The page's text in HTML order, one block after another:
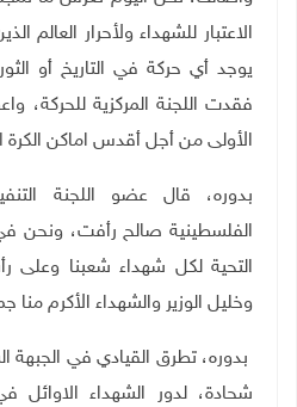
الاعتبار للشهداء ولأحرار العالم
يوجد أي حركة في التاريخ أو
فقدت اللجنة المركزية للحركة،
الأولى من أجل أقدس اماكن
بدوره، قال عضو اللجنة
الفلسطينية صالح رأفت، ونحن
التحية لكل شهداء شعبنا وعلى
وخليل الوزير والشهداء الأكرم منا
بدوره، تطرق القيادي في الجبهة
شحادة، لدور الشهداء الاوائل